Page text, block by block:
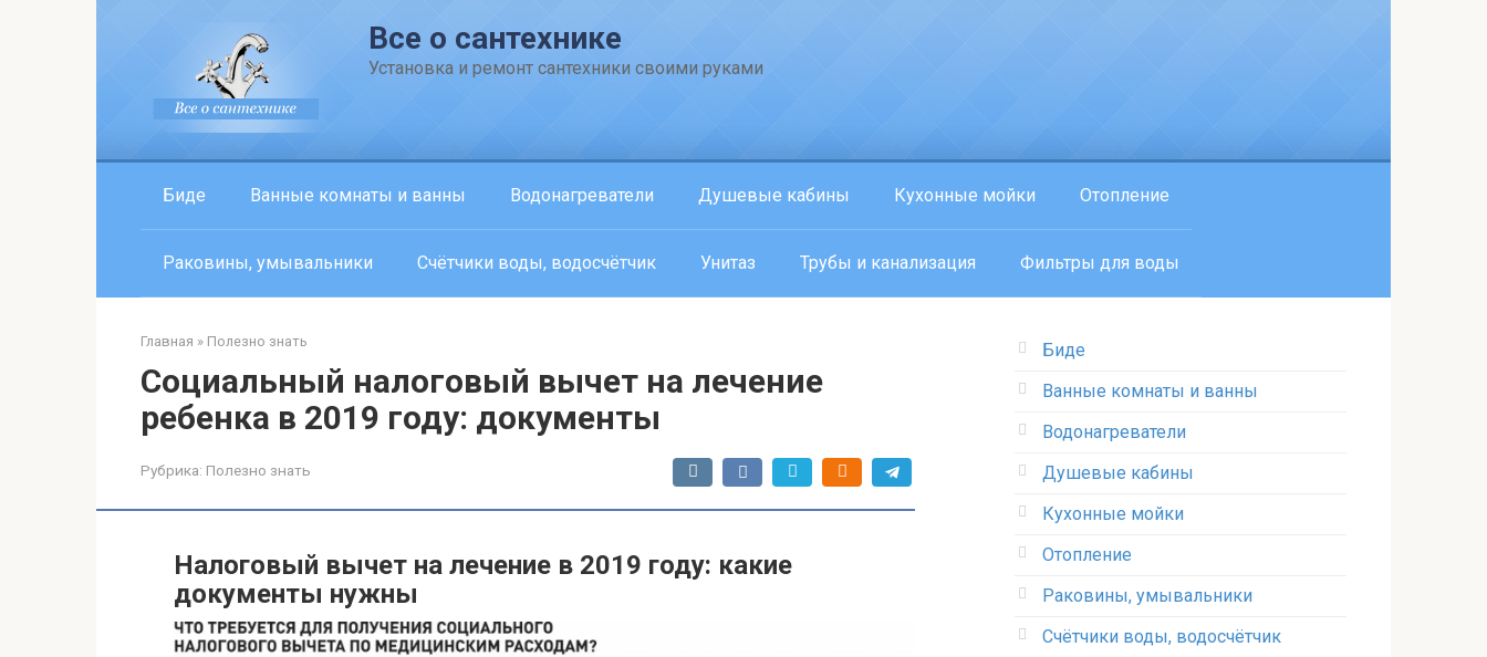
Все о сантехнике
Установка и ремонт сантехники своими руками
Биде Ванные комнаты и ванны Водонагреватели Душевые кабины Кухонные мойки Отопление
Раковины, умывальники Счётчики воды, водосчётчик Унитаз Трубы и канализация Фильтры для воды
Главная » Полезно знать
Социальный налоговый вычет на лечение
ребенка в 2019 году: документы
Рубрика: Полезно знать
Налоговый вычет на лечение в 2019 году: какие
документы нужны
Биде
Ванные комнаты и ванны
Водонагреватели
Душевые кабины
Кухонные мойки
Отопление
Раковины, умывальники
Счётчики воды, водосчётчик